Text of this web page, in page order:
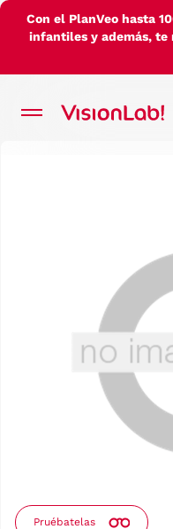
Con el PlanVeo hasta
infantiles y además, te
Pruébatelas